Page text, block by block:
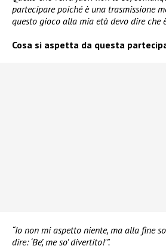
partecipare poiché è una trasmissione
questo gioco alla mia età devo dire che
Cosa si aspetta da questa
“Io non mi aspetto niente, ma alla fine
dire: ‘Be’, me so’ divertito!'”.